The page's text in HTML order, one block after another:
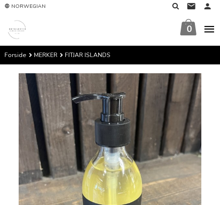
Gå
innholdet
NORWEGIAN
0
Forside MERKER FITJAR ISLANDS